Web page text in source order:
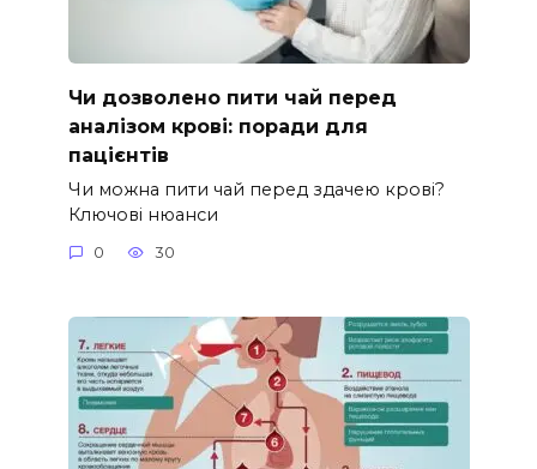
Чи дозволено пити чай перед
аналізом крові: поради для
пацієнтів
Чи можна пити чай перед здачею крові?
Ключові нюанси
0 30